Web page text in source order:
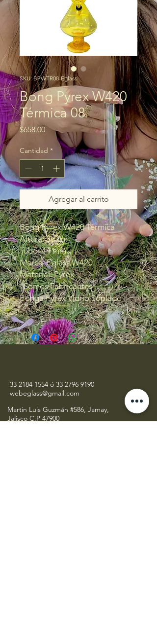
SKU: BPWTR08-Eglass
Bong Pyrex W420
Térmica 08
$658.00Precio
Cantidad *
Agregar al carrito
Bong Pyrex W420 Térmica
Altura: 35 cm
Tubo: 44 mm
Marca: Eglass W420
Material: Pyrex
*Somos Fabricantes*
Bonga Pyrex Vidrio Soplado
33 2184 1554 ó 33 2796 9190
webeglass@gmail.com
Martin Luis Guzmán #586, Jamay,
Jalisco C.P 47900